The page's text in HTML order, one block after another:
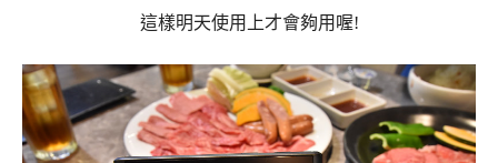
這樣明天使用上才會夠用喔!